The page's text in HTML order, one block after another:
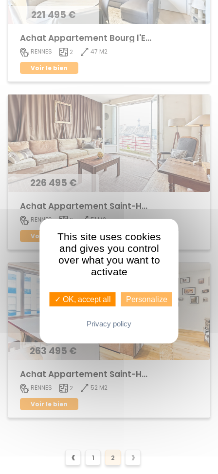
221 495 €
Achat Appartement Bourg l'Evêque,centre ville
RENNES 2
47 M2
Voir le bien
226 495 €
Achat Appartement Saint-Helier
RENNES 2
51 M2
Voir le bien
263 495 €
Achat Appartement Saint-Helier
RENNES 2
52 M2
Voir le bien
‹ 1 2 ›
This site uses cookies
and gives you control
over what you want to
activate
✓ OK, accept all Personalize
Privacy policy